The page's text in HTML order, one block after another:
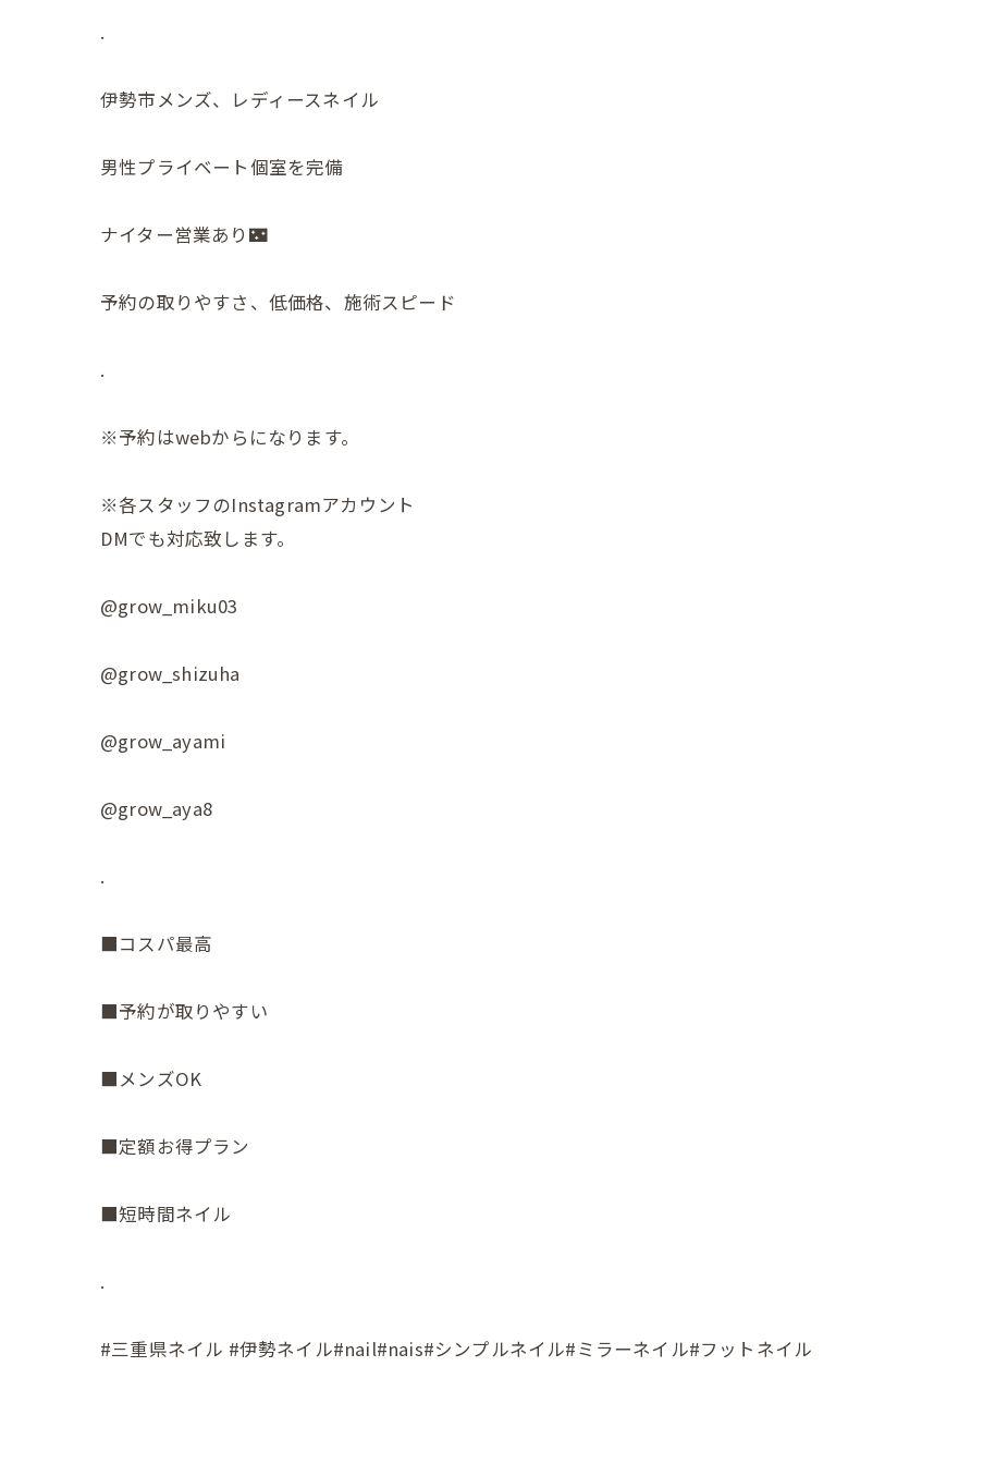
.
伊勢市メンズ、レディースネイル
男性プライベート個室を完備
ナイター営業あり🌃
予約の取りやすさ、低価格、施術スピード
.
※予約はwebからになります。
※各スタッフのInstagramアカウント
DMでも対応致します。
@grow_miku03
@grow_shizuha
@grow_ayami
@grow_aya8
.
■コスパ最高
■予約が取りやすい
■メンズOK
■定額お得プラン
■短時間ネイル
.
#三重県ネイル #伊勢ネイル#nail#nais#シンプルネイル#ミラーネイル#フットネイル